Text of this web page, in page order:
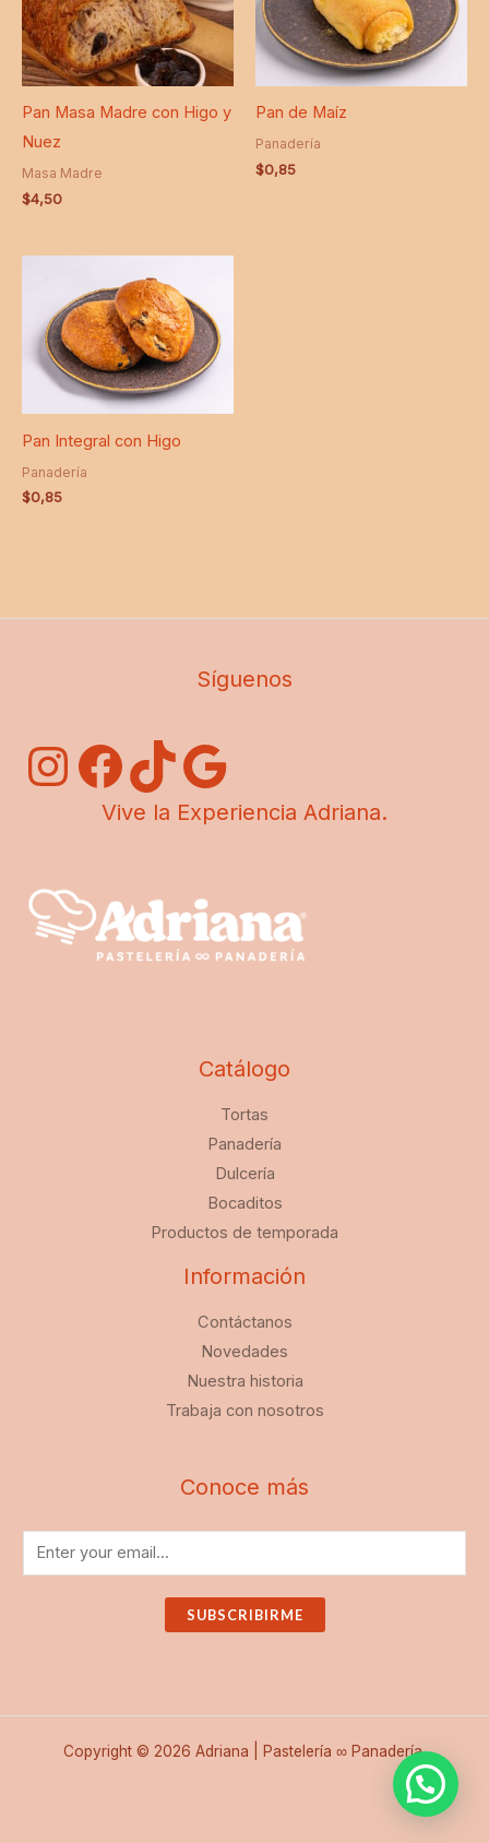
Pan Masa Madre con Higo y
Nuez
Masa Madre
$4,50
Pan de Maíz
Panadería
$0,85
Pan Integral con Higo
Panadería
$0,85
Síguenos
Vive la Experiencia Adriana.
Catálogo
Tortas
Panadería
Dulcería
Bocaditos
Productos de temporada
Información
Contáctanos
Novedades
Nuestra historia
Trabaja con nosotros
Conoce más
SUBSCRIBIRME
Copyright © 2026 Adriana | Pastelería ∞ Panadería.